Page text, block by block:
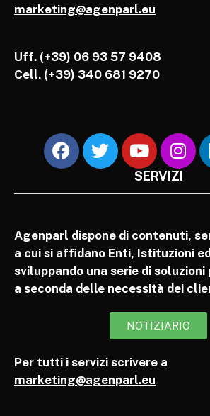
marketing@agenparl.eu
Uff. (+39) 06 93 57 9408
Cell. (+39) 340 681 9270
SERVIZI
Agenparl dispone di contenuti,
a cui si affidano Enti, Istituzioni
sviluppando una serie di
a seconda delle necessità dei
NOTIZIARIO
Per tutti i servizi scrivere a
marketing@agenparl.eu